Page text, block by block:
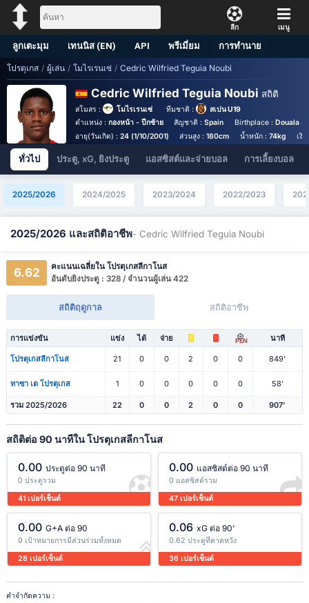
ลีก เมนู
ลูกเตะมุม เทนนิส (EN) API พรีเมี่ยม การทำนาย
โปรตุเกส / ผู้เล่น / โมไรเรนเซ่ / Cedric Wilfried Teguia Noubi
Cedric Wilfried Teguia Noubi สถิติ
สโมสร : โมไรเรนเซ่ ทีมชาติ :
สเปน U19
ตำแหน่ง : กองหน้า - ปีกซ้าย สัญชาติ :Spain Birthplace : Douala -
อายุ(วันเกิด) : 24 (1/10/2001) ส่วนสูง :180cm น้ำหนัก : 74kg เงิ
ทั่วไป ประตู, xG, ยิงประตู แอสซิสต์และจ่ายบอล การเลี้ยงบอล
2025/2026 2024/2025 2023/2024 2022/2023
2025/2026 และสถิติอาชีพ- Cedric Wilfried Teguia Noubi
6.62
คะแนนเฉลี่ยใน โปรตุเกสลีกาโนส
อันดับยิงประตู : 328 / จำนวนผู้เล่น 422
สถิติฤดูกาล สถิติอาชีพ
การแข่งขัน แข่ง ได้ จ่าย PEN นาที
โปรตุเกสลีกาโนส 21 0 0 2 0 0 849'
ทาซา เด โปรตุเกส 1 0 0 0 0 0 58'
รวม 2025/2026 22 0 0 2 0 0 907'
สถิติต่อ 90 นาทีใน โปรตุเกสลีกาโนส
0.00 ประตูต่อ 90 นาที
0 ประตูรวม
41 เปอร์เซ็นต์
0.00 แอสซิสต์ต่อ 90 นาที
0 แอสซิสต์รวม
47 เปอร์เซ็นต์
0.00 G+A ต่อ 90
0 เป้าหมายการมีส่วนร่วมทั้งหมด
28 เปอร์เซ็นต์
0.06 xG ต่อ 90'
0.62 ประตูที่คาดหวัง
36 เปอร์เซ็นต์
คำจำกัดความ :